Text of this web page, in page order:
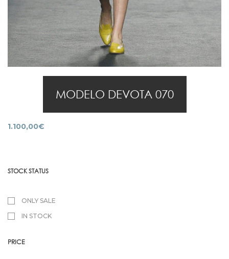
STOCK STATUS
ONLY SALE
IN STOCK
PRICE
MODELO DEVOTA 070
1.100,00€